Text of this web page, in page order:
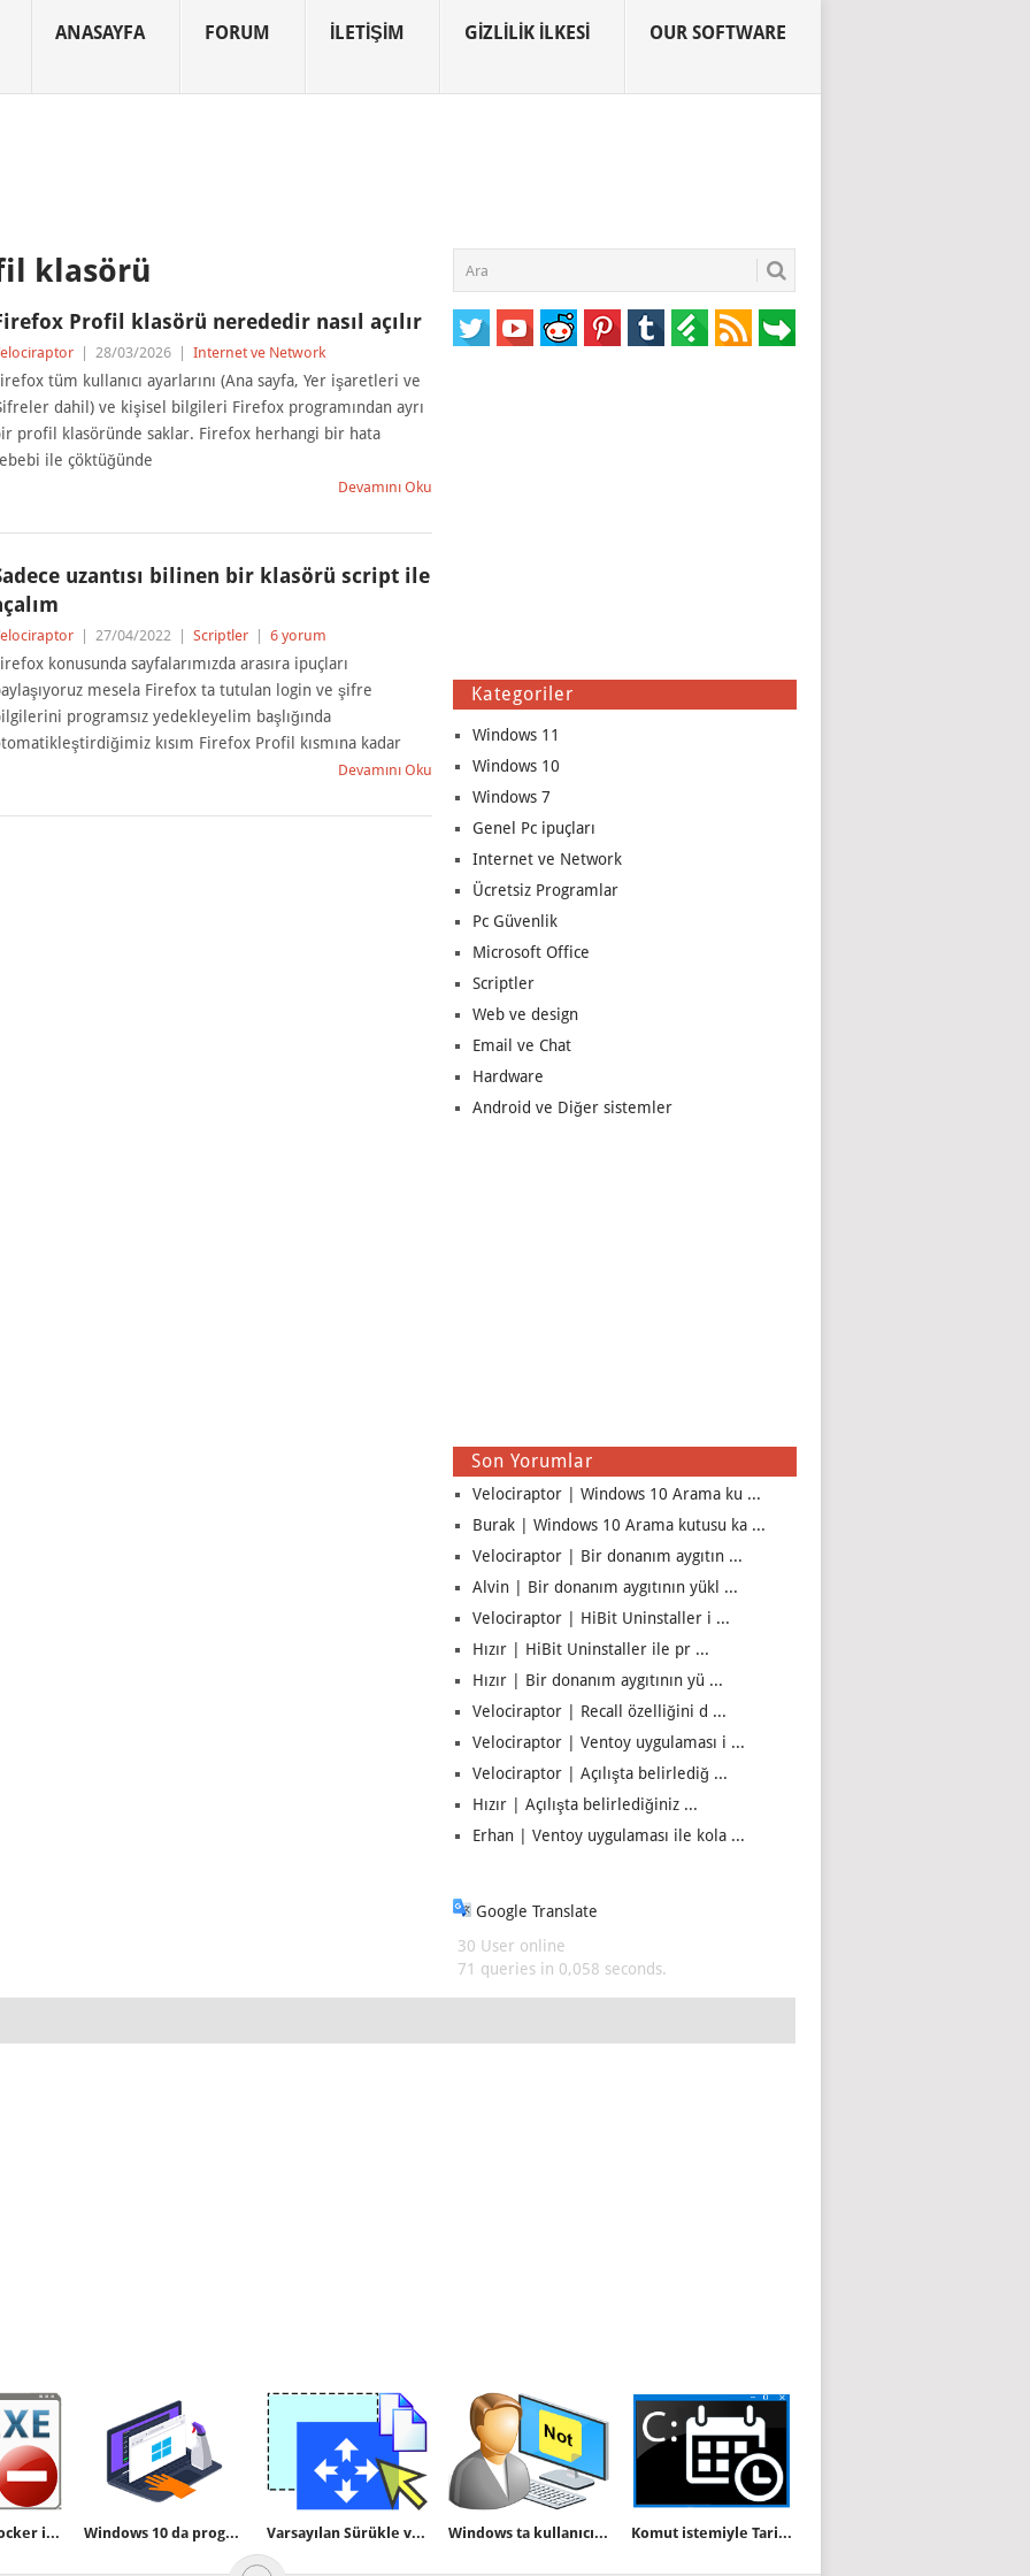
ANASAYFA FORUM İLETIŞIM GIZLILIK İLKESI OUR SOFTWARE
klasörü
Profil klasörü nerededir nasıl açılır
28/03/2026 Internet ve Network
tüm kullanıcı ayarlarını (Ana sayfa, Yer işaretleri ve
dahil) ve kişisel bilgileri Firefox programından ayrı
profil klasöründe saklar. Firefox herhangi bir hata
ile çöktüğünde
Devamını Oku
uzantısı bilinen bir klasörü script ile
27/04/2022 Scriptler 6 yorum
konusunda sayfalarımızda arasıra ipuçları
mesela Firefox ta tutulan login ve şifre
programsız yedekleyelim başlığında
kısım Firefox Profil kısmına kadar
Devamını Oku
Kategoriler
Windows 11
Windows 10
Windows 7
Genel Pc ipuçları
Internet ve Network
Ücretsiz Programlar
Pc Güvenlik
Microsoft Office
Scriptler
Web ve design
Email ve Chat
Hardware
Android ve Diğer sistemler
Son Yorumlar
Velociraptor | Windows 10 Arama ku ...
Burak | Windows 10 Arama kutusu ka ...
Velociraptor | Bir donanım aygıtın ...
Alvin | Bir donanım aygıtının yükl ...
Velociraptor | HiBit Uninstaller i ...
Hızır | HiBit Uninstaller ile pr ...
Hızır | Bir donanım aygıtının yü ...
Velociraptor | Recall özelliğini d ...
Velociraptor | Ventoy uygulaması i ...
Velociraptor | Açılışta belirlediğ ...
Hızır | Açılışta belirlediğiniz ...
Erhan | Ventoy uygulaması ile kola ...
Google Translate
30 User online
71 queries in 0,058 seconds.
Simple run blocker ile yazılım yasaklayın Windows 10 da programsız geçici dosya temizliği Varsayılan Sürükle ve Bırak Eylemini değiştirin Windows ta kullanıcı giriş ekranına mesaj ekleyin Komut istemiyle Tarih ve saat değişikliği